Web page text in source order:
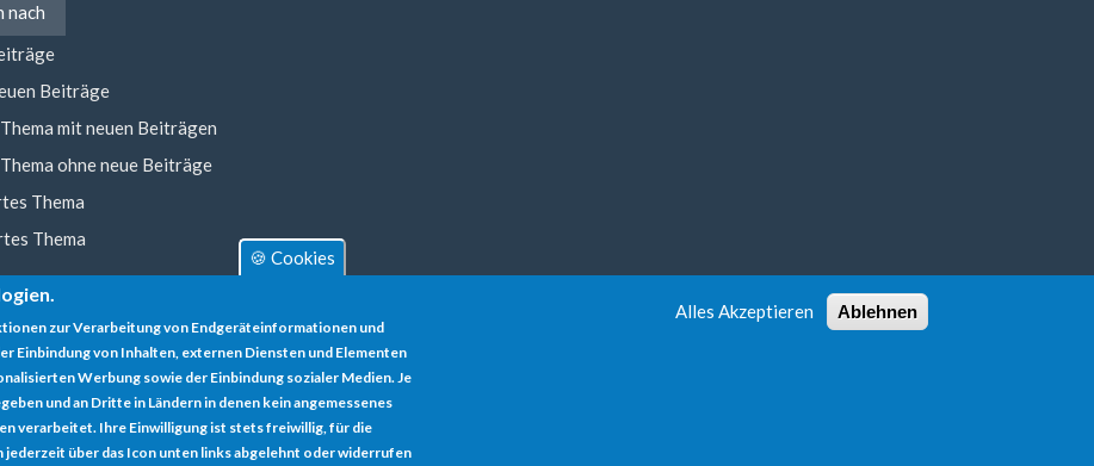
nach
Beiträge
mit neuen Beiträgen
ohne neue Beiträge
Thema
Thema
🍪 Cookies
zur Verarbeitung von Endgeräteinformationen und
Einbindung von Inhalten, externen Diensten und Elementen
Werbung sowie der Einbindung sozialer Medien. Je
und an Dritte in Ländern in denen kein angemessenes
verarbeitet. Ihre Einwilligung ist stets freiwillig, für die
über das Icon unten links abgelehnt oder widerrufen
Alles Akzeptieren Ablehnen